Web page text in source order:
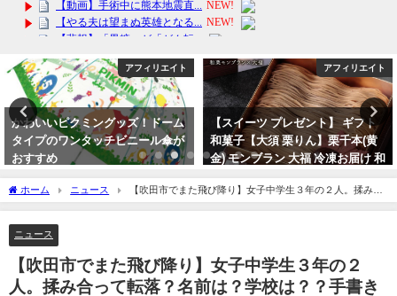
アフィリエイト
かわいいピクミングッズ！ドーム
タイプのワンタッチビニール傘が
おすすめ
アフィリエイト
【スイーツ プレゼント】 ギフト
和菓子【大須 栗りん】栗千本(黄
金) モンブラン 大福 冷凍お届け 和
栗ご褒美 贈り物 誕生日 SNS映え
デイリーランキング
ホーム ニュース
【吹田市でまた飛び降り】女子中学生３年の２人。揉み合
って転落？名前は？学校は？？手書きの遺書の内容が稚拙すぎｗ
ニュース
【吹田市でまた飛び降り】女子中学生３年の２
人。揉み合って転落？名前は？学校は？？手書き